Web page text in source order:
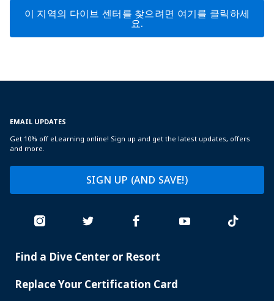
이 지역의 다이브 센터를 찾으려면 여기를 클릭하세
요.
EMAIL UPDATES
Get 10% off eLearning online! Sign up and get the latest updates, offers
and more.
SIGN UP (AND SAVE!)
PADI
Find a Dive Center or Resort
Replace Your Certification Card